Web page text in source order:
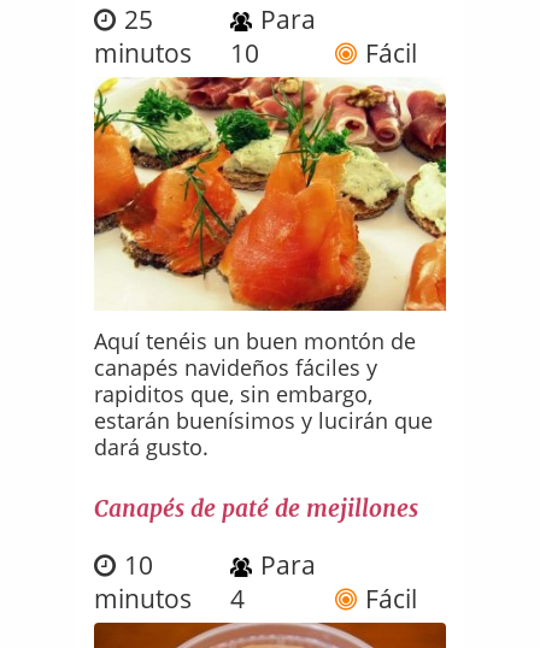
25
minutos
Para
10
Fácil
Aquí tenéis un buen montón de
canapés navideños fáciles y
rapiditos que, sin embargo,
estarán buenísimos y lucirán que
dará gusto.
Canapés de paté de mejillones
10
minutos
Para
4
Fácil